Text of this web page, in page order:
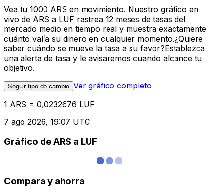
Vea tu 1000 ARS en movimiento. Nuestro gráfico en
vivo de ARS a LUF rastrea 12 meses de tasas del
mercado medio en tiempo real y muestra exactamente
cuánto valía su dinero en cualquier momento.¿Quiere
saber cuándo se mueve la tasa a su favor?Establezca
una alerta de tasa y le avisaremos cuando alcance tu
objetivo.
Seguir tipo de cambio Ver gráfico completo
1 ARS = 0,0232676 LUF
7 ago 2026, 19:07 UTC
Gráfico de ARS a LUF
Compara y ahorra